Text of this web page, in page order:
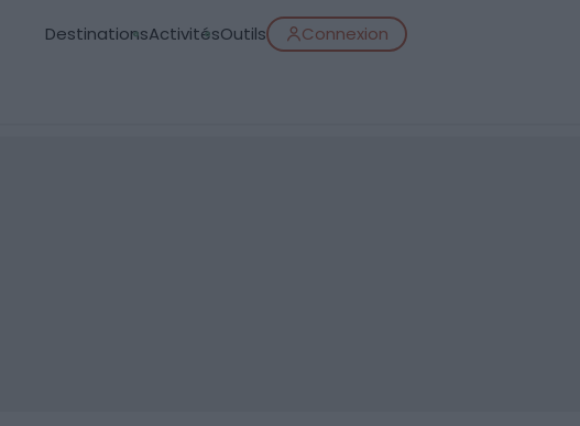
DestinationsActivitésOutils Connexion